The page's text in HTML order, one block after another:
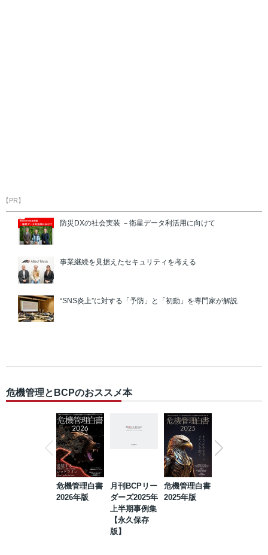
【PR】
防災DXの社会実装 －衛星データ利活用に向けて
事業継続を見据えたセキュリティを考える
“SNS炎上”に対する「予防」と「初動」を専門家が解説
危機管理とBCPのおススメ本
危機管理白書
2026年版
月刊BCPリー
ダーズ2025年
上半期事例集
【永久保存
版】
危機管理白書
2025年版